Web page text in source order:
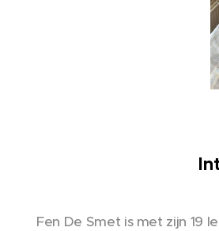
Fen De Smet is met zijn 19